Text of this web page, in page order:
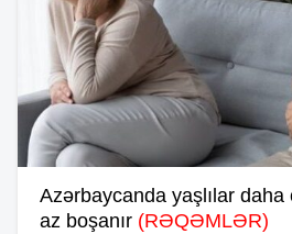
Azərbaycanda yaşlılar
az boşanır (RƏQƏMLƏR)